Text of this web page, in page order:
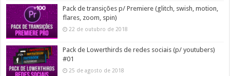
Pack de transições p/ Premiere (glitch, swish, motion,
flares, zoom, spin)
22 de outubro de 2018
Pack de Lowerthirds de redes sociais (p/ youtubers)
#01
25 de agosto de 2018